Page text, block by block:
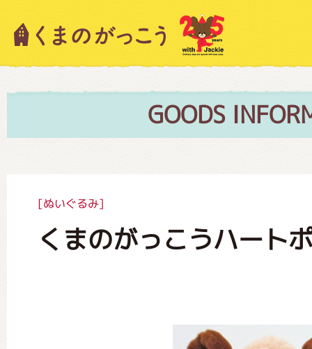
GOODS
[ぬいぐるみ]
くまのがっこうハート
キャラクター紹介
絵本・作家紹介